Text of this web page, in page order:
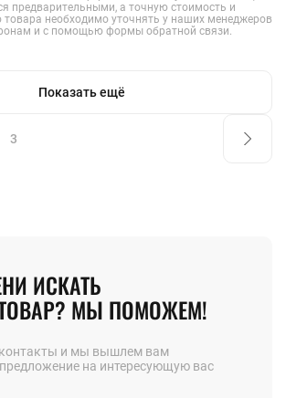
предварительными, а точную стоимость и
товара необходимо уточнять у наших менеджеров
и с помощью формы обратной связи.
Показать ещё
3
ИСКАТЬ
МЫ ПОМОЖЕМ!
контакты и мы вышлем вам
на интересующую вас